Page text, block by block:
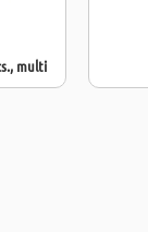
multi